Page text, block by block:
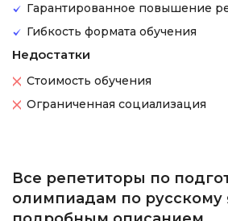
Гарантированное повышение
Гибкость формата обучения
Недостатки
Стоимость обучения
Ограниченная социализация
Все репетиторы по
олимпиадам по русскому